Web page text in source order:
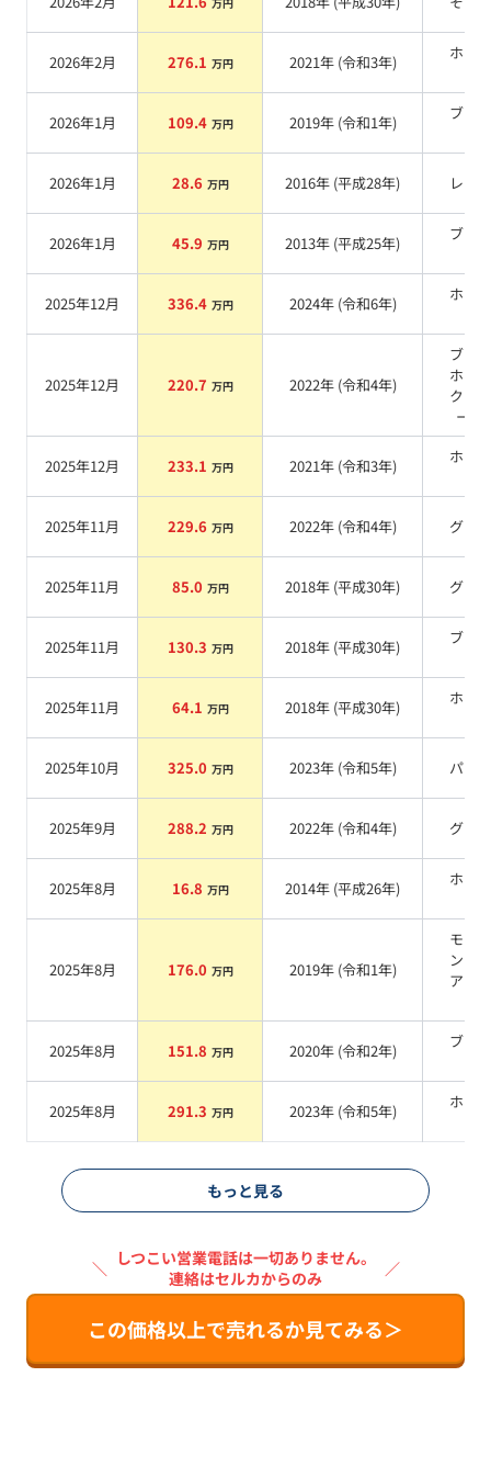
2026年2月 276.1 万円 2021年 (令和3年)
ホワ
2026年1月 109.4 万円 2019年 (令和1年)
ブラ
2026年1月 28.6 万円 2016年 (平成28年) レッド
2026年1月 45.9 万円 2013年 (平成25年)
ブラ
2025年12月 336.4 万円 2024年 (令和6年)
ホワ
2025年12月 220.7 万円 2022年 (令和4年)
ブラ
ホワ
クリ
ート
2025年12月 233.1 万円 2021年 (令和3年)
ホワ
2025年11月 229.6 万円 2022年 (令和4年) グレー
2025年11月 85.0 万円 2018年 (平成30年) グレー
2025年11月 130.3 万円 2018年 (平成30年)
ブラ
2025年11月 64.1 万円 2018年 (平成30年)
ホワ
2025年10月 325.0 万円 2023年 (令和5年) パール
2025年9月 288.2 万円 2022年 (令和4年) グレー
2025年8月 16.8 万円 2014年 (平成26年)
ホワ
2025年8月 176.0 万円 2019年 (令和1年)
モハ
ンド
アコ
2025年8月 151.8 万円 2020年 (令和2年)
ブラ
2025年8月 291.3 万円 2023年 (令和5年)
ホワ
もっと見る
＼ しつこい営業電話は一切ありません。
連絡はセルカからのみ
／
この価格以上で売れるか見てみる＞